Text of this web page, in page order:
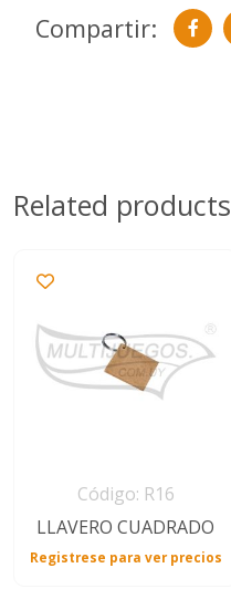
Compartir:
Related products
Código: R16
LLAVERO CUADRADO
Registrese para ver precios